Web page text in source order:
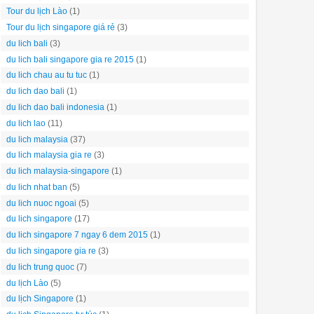
Tour du lịch Lào (1)
Tour du lịch singapore giá rẻ (3)
du lich bali (3)
du lich bali singapore gia re 2015 (1)
du lich chau au tu tuc (1)
du lich dao bali (1)
du lich dao bali indonesia (1)
du lich lao (11)
du lich malaysia (37)
du lich malaysia gia re (3)
du lich malaysia-singapore (1)
du lich nhat ban (5)
du lich nuoc ngoai (5)
du lich singapore (17)
du lich singapore 7 ngay 6 dem 2015 (1)
du lich singapore gia re (3)
du lich trung quoc (7)
du lịch Lào (5)
du lịch Singapore (1)